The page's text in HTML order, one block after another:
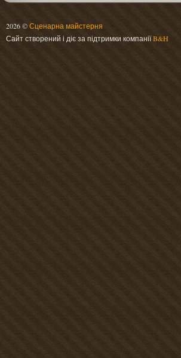
2026 ©Сценарна майстерня
Сайт створений і діє за підтримки компаніїB&H